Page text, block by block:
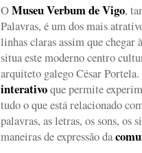
OMuseu Verbumde Vigo,
Palavras, é um dos mais
linhas claras assim que chegar
situa este moderno centro
arquiteto galego César
interativoque permite
tudo o que está relacionado
palavras, as letras, os sons, os
maneiras de expressão da